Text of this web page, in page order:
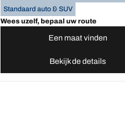
Standaard auto & SUV
Wees uzelf, bepaal uw route
Een maat vinden
Bekijk de details